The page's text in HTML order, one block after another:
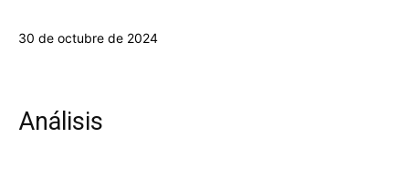
30 de octubre de 2024
Análisis